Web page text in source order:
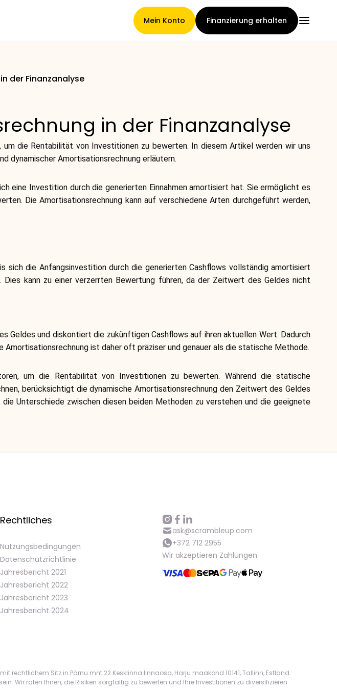
Mein Konto Finanzierung erhalten
Konditionen der
Forderungsabtretung
Markengalerie
Rundenverlauf
Blog
ask@scrambleup.com +372 712 2955
der Finanzanalyse
in der Finanzanalyse
die Rentabilität von Investitionen zu bewerten. In diesem Artikel werden wir uns
dynamischer Amortisationsrechnung erläutern.
eine Investition durch die generierten Einnahmen amortisiert hat. Sie ermöglicht es
Die Amortisationsrechnung kann auf verschiedene Arten durchgeführt werden,
die Anfangsinvestition durch die generierten Cashflows vollständig amortisiert
kann zu einer verzerrten Bewertung führen, da der Zeitwert des Geldes nicht
und diskontiert die zukünftigen Cashflows auf ihren aktuellen Wert. Dadurch
ist daher oft präziser und genauer als die statische Methode.
um die Rentabilität von Investitionen zu bewerten. Während die statische
berücksichtigt die dynamische Amortisationsrechnung den Zeitwert des Geldes
Unterschiede zwischen diesen beiden Methoden zu verstehen und die geeignete
Rechtliches
Nutzungsbedingungen
Datenschutzrichtlinie
Jahresbericht 2021
Jahresbericht 2022
Jahresbericht 2023
Jahresbericht 2024
ask@scrambleup.com
+372 712 2955
Wir akzeptieren Zahlungen
rechtlichem Sitz in Pärnu mnt 22 Kesklinna linnaosa, Harju maakond 10141, Tallinn, Estland.
Wir raten Ihnen, die Risiken sorgfältig zu bewerten und Ihre Investitionen zu diversifizieren.